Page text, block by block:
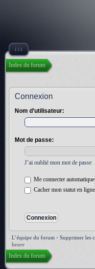
↓↓↓
Index du forum
Connexion
Nom d’utilisateur:
Mot de passe:
J’ai oublié mon mot de passe
Me connecter
Cacher mon statut en
L’équipe du forum • Supprimer les
heure
Index du forum